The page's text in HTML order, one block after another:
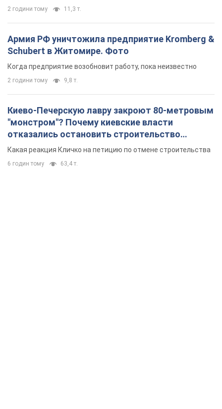
2 години тому 11,3 т.
Армия РФ уничтожила предприятие Kromberg &
Schubert в Житомире. Фото
Когда предприятие возобновит работу, пока неизвестно
2 години тому 9,8 т.
Киево-Печерскую лавру закроют 80-метровым
"монстром"? Почему киевские власти
отказались остановить строительство
небоскреба "московского верующего"
Какая реакция Кличко на петицию по отмене строительства
6 годин тому 63,4 т.